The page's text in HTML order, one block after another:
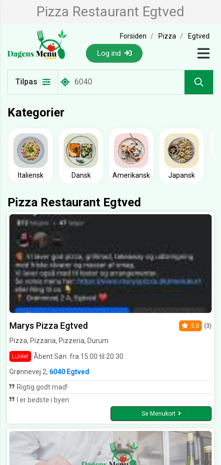
Pizza Restaurant Egtved
Forsiden Pizza Egtved
Log ind
Tilpas
Kategorier
Italiensk Dansk Amerikansk Japansk
Pizza Restaurant Egtved
Marys Pizza Egtved
Pizza, Pizzaria, Pizzeria, Durum
Lukket Åbent Søn. fra 15:00 til 20:30
5.0 (3)
Grønnevej 2, 6040 Egtved
Rigtig godt mad!
I er bedste i byen
Se Menukort